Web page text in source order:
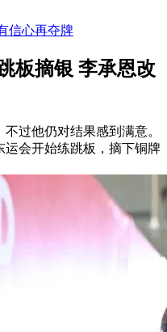
信心再夺牌
板摘银 李承恩改
过他仍对结果感到满意。
运会开始练跳板，摘下铜牌